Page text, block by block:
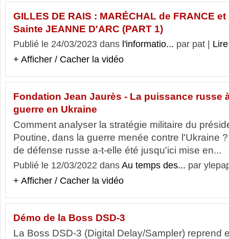
GILLES DE RAIS : MARÉCHAL de FRANCE
Sainte JEANNE D'ARC (PART 1)
Publié le 24/03/2023 dans l'informatio... par pat |
+ Afficher / Cacher la vidéo
Fondation Jean Jaurès - La puissance russe
guerre en Ukraine
Comment analyser la stratégie militaire du
Poutine, dans la guerre menée contre l'Ukraine
de défense russe a-t-elle été jusqu'ici mise en...
Publié le 12/03/2022 dans Au temps des... par
+ Afficher / Cacher la vidéo
Démo de la Boss DSD-3
La Boss DSD-3 (Digital Delay/Sampler) reprend